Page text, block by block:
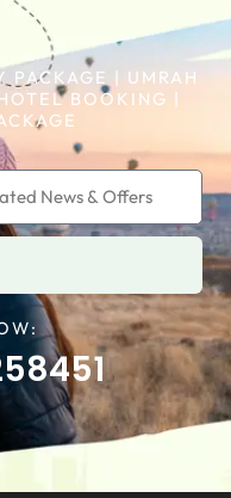
PACKAGE | UMRAH
BOOKING |